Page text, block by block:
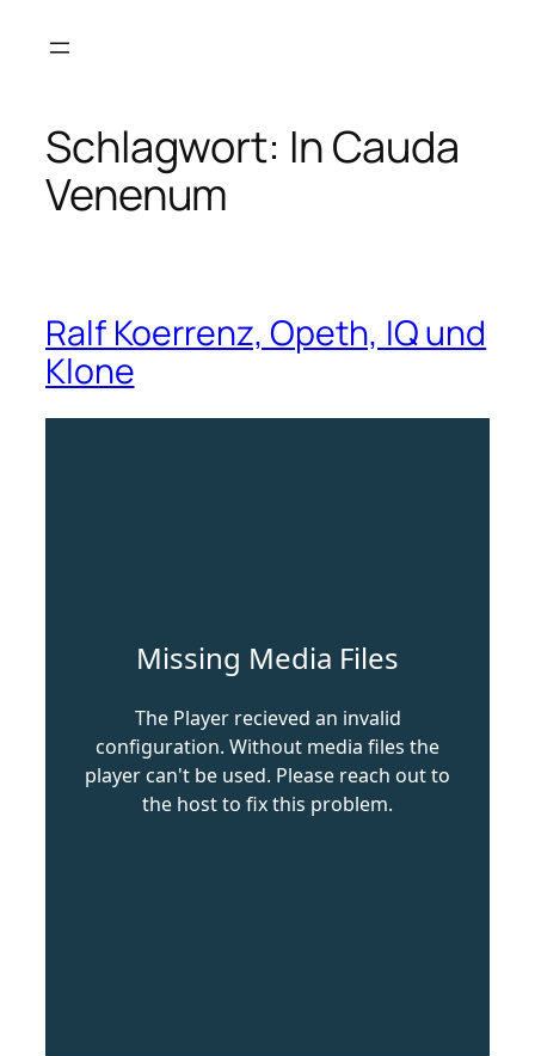
Inhalt
Schlagwort: In Cauda
Venenum
Ralf Koerrenz, Opeth, IQ und
Klone